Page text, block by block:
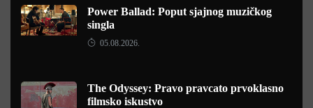
Power Ballad: Poput sjajnog muzičkog
singla
05.08.2026.
The Odyssey: Pravo pravcato prvoklasno
filmsko iskustvo